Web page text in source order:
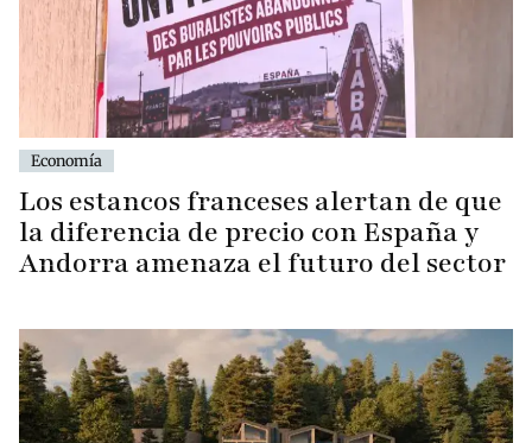
Economía
Los estancos franceses alertan de que
la diferencia de precio con España y
Andorra amenaza el futuro del sector